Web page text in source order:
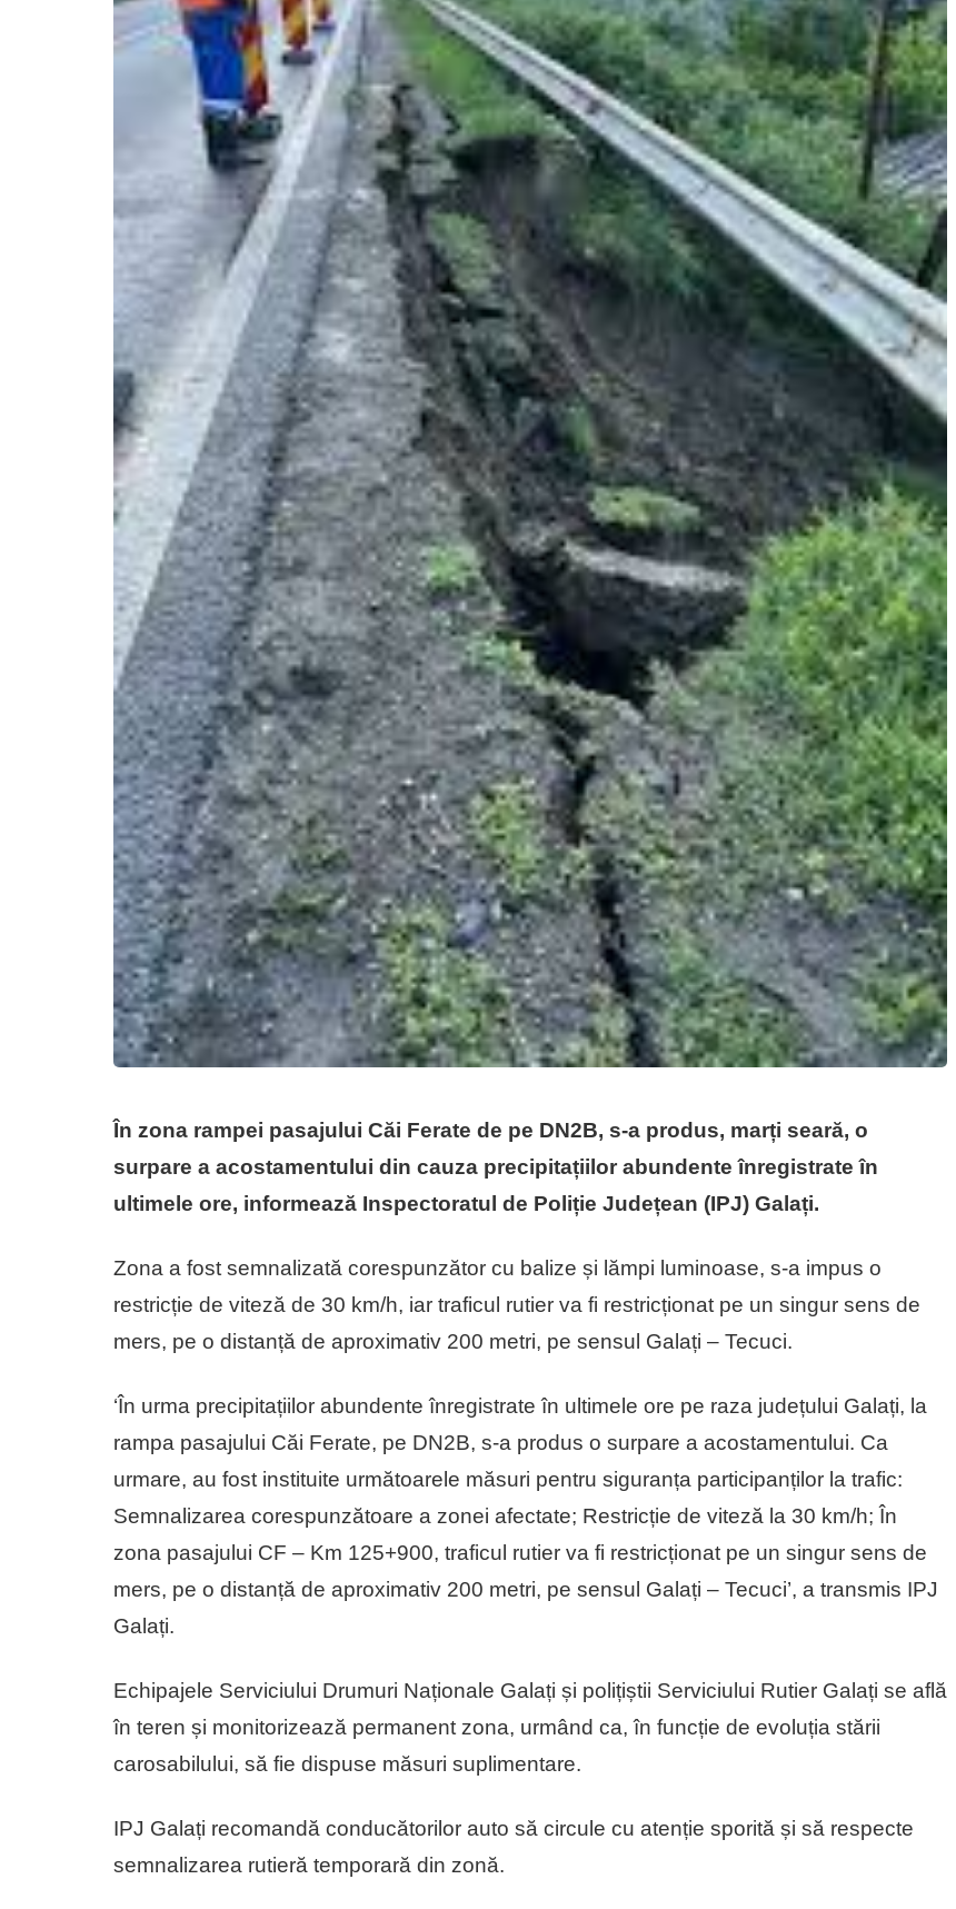
În zona rampei pasajului Căi Ferate de pe DN2B, s-a produs, marți seară, o
surpare a acostamentului din cauza precipitațiilor abundente înregistrate în
ultimele ore, informează Inspectoratul de Poliție Județean (IPJ) Galați.
Zona a fost semnalizată corespunzător cu balize și lămpi luminoase, s-a impus o
restricție de viteză de 30 km/h, iar traficul rutier va fi restricționat pe un singur sens de
mers, pe o distanță de aproximativ 200 metri, pe sensul Galați – Tecuci.
‘În urma precipitațiilor abundente înregistrate în ultimele ore pe raza județului Galați, la
rampa pasajului Căi Ferate, pe DN2B, s-a produs o surpare a acostamentului. Ca
urmare, au fost instituite următoarele măsuri pentru siguranța participanților la trafic:
Semnalizarea corespunzătoare a zonei afectate; Restricție de viteză la 30 km/h; În
zona pasajului CF – Km 125+900, traficul rutier va fi restricționat pe un singur sens de
mers, pe o distanță de aproximativ 200 metri, pe sensul Galați – Tecuci’, a transmis IPJ
Galați.
Echipajele Serviciului Drumuri Naționale Galați și polițiștii Serviciului Rutier Galați se află
în teren și monitorizează permanent zona, urmând ca, în funcție de evoluția stării
carosabilului, să fie dispuse măsuri suplimentare.
IPJ Galați recomandă conducătorilor auto să circule cu atenție sporită și să respecte
semnalizarea rutieră temporară din zonă.